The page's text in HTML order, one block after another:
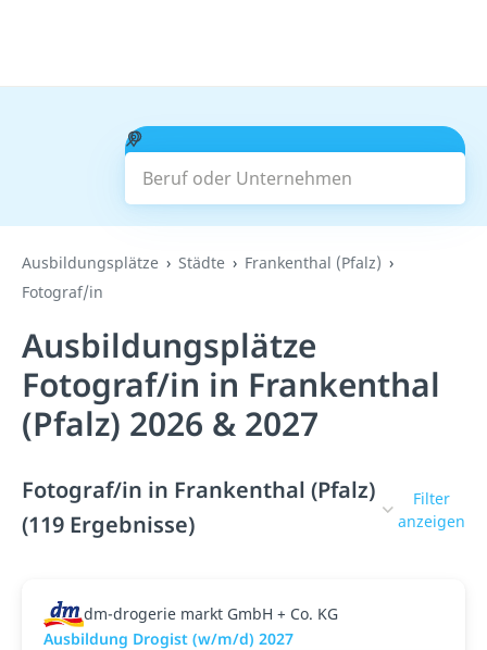
Beruf oder Unternehmen
Suchen
Ausbildungsplätze Städte
Frankenthal (Pfalz)
Fotograf/in
Ausbildungsplätze
Fotograf/in in Frankenthal
(Pfalz) 2026 & 2027
Fotograf/in in Frankenthal (Pfalz)
(119 Ergebnisse)
Filter
anzeigen
dm-drogerie markt GmbH + Co. KG
Ausbildung Drogist (w/m/d) 2027